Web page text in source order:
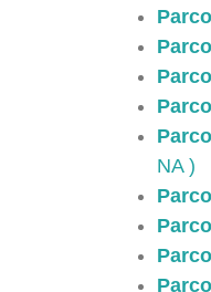
NA )